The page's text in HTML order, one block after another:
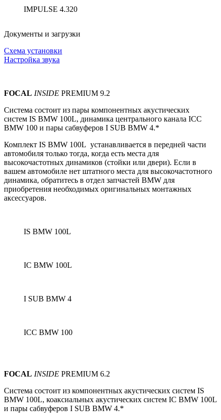
IMPULSE 4.320
Документы и загрузки
Схема установки
Настройка звука
FOCAL INSIDE PREMIUM 9.2
Система состоит из пары компонентных акустических
систем IS BMW 100L, динамика центрального канала ICC
BMW 100 и пары сабвуферов I SUB BMW 4.*
Комплект IS BMW 100L устанавливается в передней части
автомобиля только тогда, когда есть места для
высокочастотных динамиков (стойки или двери). Если в
вашем автомобиле нет штатного места для высокочастотного
динамика, обратитесь в отдел запчастей BMW для
приобретения необходимых оригинальных монтажных
аксессуаров.
IS BMW 100L
IC BMW 100L
I SUB BMW 4
ICC BMW 100
FOCAL INSIDE PREMIUM 6.2
Система состоит из компонентных акустических систем IS
BMW 100L, коаксиальных акустических систем IС BMW 100L
и пары сабвуферов I SUB BMW 4.*